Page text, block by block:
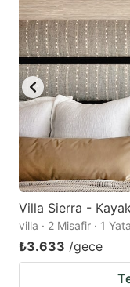
Villa Sierra -
villa · 2 Misafir · 1
₺3.633 /gece